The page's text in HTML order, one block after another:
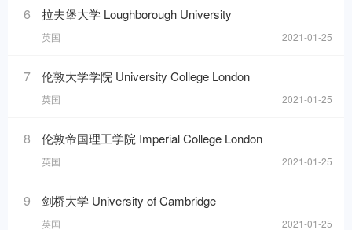
6 拉夫堡大学 Loughborough University
英国 2021-01-25
7 伦敦大学学院 University College London
英国 2021-01-25
8 伦敦帝国理工学院 Imperial College London
英国 2021-01-25
9 剑桥大学 University of Cambridge
英国 2021-01-25